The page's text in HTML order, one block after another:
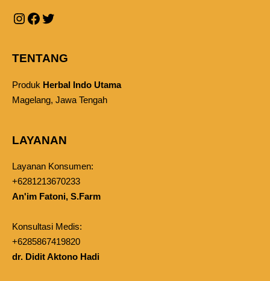
TENTANG
Produk Herbal Indo Utama
Magelang, Jawa Tengah
LAYANAN
Layanan Konsumen:
+6281213670233
An'im Fatoni, S.Farm
Konsultasi Medis:
+6285867419820
dr. Didit Aktono Hadi